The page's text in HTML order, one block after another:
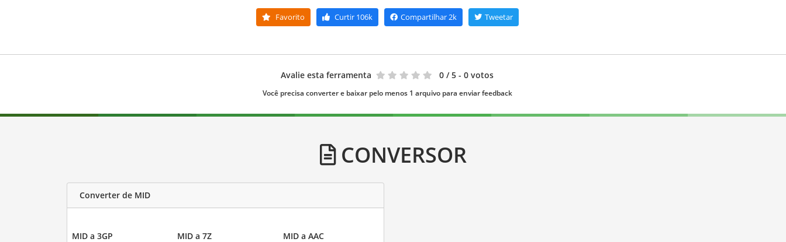
Favorito Curtir106k Compartilhar2k Tweetar
Avalie esta ferramenta 0 / 5 - 0 votos
Você precisa converter e baixar pelo menos 1 arquivo para enviar feedback
CONVERSOR
Converter de MID
MID a 3GP MID a 7Z MID a AAC